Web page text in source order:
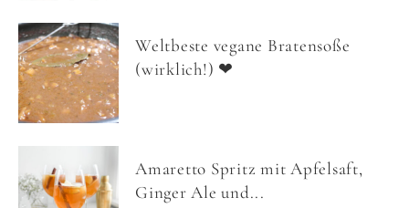
Weltbeste vegane Bratensoße
(wirklich!) ❤
Amaretto Spritz mit Apfelsaft,
Ginger Ale und...